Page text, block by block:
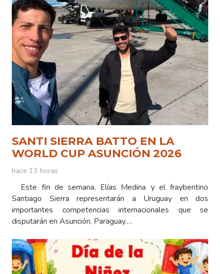
SANTI SIERRA BATTO EN LA
WORLD CUP ASUNCIÓN 2026
hace 13 horas
Este fin de semana, Elías Medina y el fraybentino
Santiago Sierra representarán a Uruguay en dos
importantes competencias internacionales que se
disputarán en Asunción, Paraguay.…